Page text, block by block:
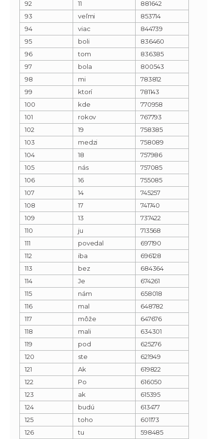
92 11
881642
93
veľmi
853714
94
viac
844739
95
boli
836460
96
tom
836385
97
bola
800543
98
mi
783812
99
ktorí
781143
100
kde
770958
101
rokov
767793
102
19
758385
103
medzi
758089
104
18
757986
105
nás
757085
106
16
755085
107
14
745257
108
17
741740
109
13
737422
110
ju
713568
111
povedal
697190
112
iba
696128
113
bez
684364
114
Je
674261
115
nám
658018
116
mal
648782
117
môže
647676
118
mali
634301
119
pod
625276
120
ste
621949
121
Ak
619822
122
Po
616050
123
ak
615395
124
budú
613477
125
toho
601173
126
tu
598485